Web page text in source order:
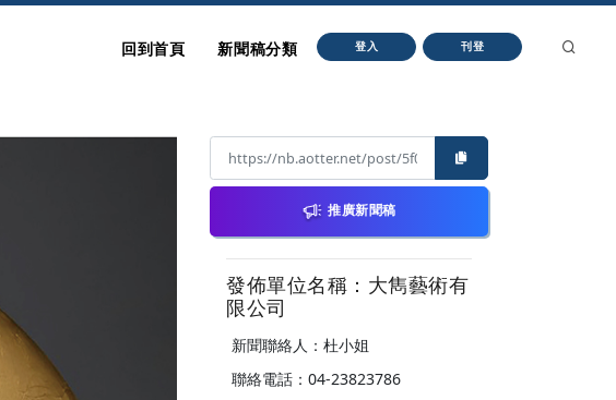
回到首頁 新聞稿分類 登入 刊登
推廣新聞稿
發佈單位名稱：大雋藝術有
限公司
新聞聯絡人：杜小姐
聯絡電話：04-23823786